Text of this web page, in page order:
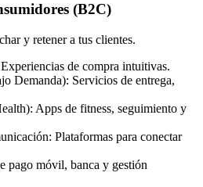
(B2C)
y retener a tus clientes.
de compra intuitivas.
Demanda): Servicios de entrega,
Apps de fitness, seguimiento y
Plataformas para conectar
pago móvil, banca y gestión